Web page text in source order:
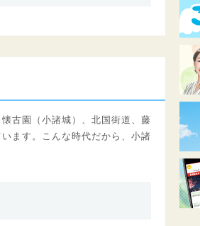
古園（小諸城）、北国街道、藤
ます。こんな時代だから、小諸